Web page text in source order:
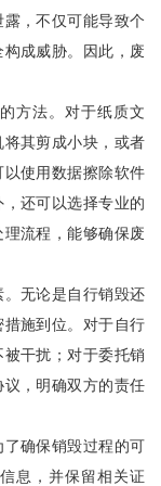
，不仅可能导致个
成威胁。因此，废
方法。对于纸质文
其剪成小块，或者
使用数据擦除软件
还可以选择专业的
流程，能够确保废
无论是自行销毁还
施到位。对于自行
干扰；对于委托销
，明确双方的责任
确保销毁过程的可
息，并保留相关证